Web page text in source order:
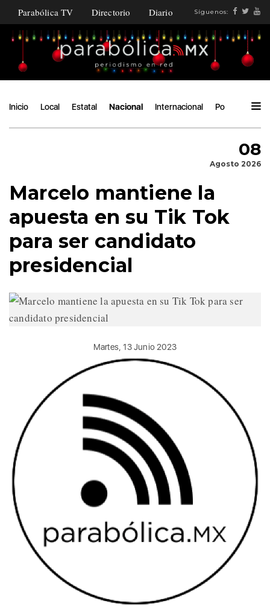
Parabólica TV Directorio Diario Síguenos:
Inicio Local Estatal Nacional Internacional Política
08
Agosto 2026
Marcelo mantiene la
apuesta en su Tik Tok
para ser candidato
presidencial
Martes, 13 Junio 2023